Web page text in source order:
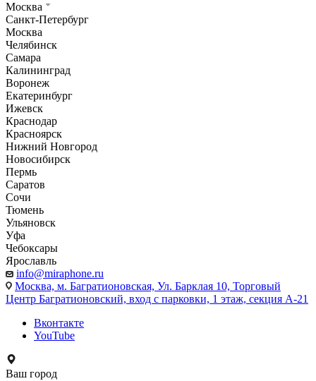
Москва
Санкт-Петербург
Москва
Челябинск
Самара
Калининград
Воронеж
Екатеринбург
Ижевск
Краснодар
Красноярск
Нижний Новгород
Новосибирск
Пермь
Саратов
Сочи
Тюмень
Ульяновск
Уфа
Чебоксары
Ярославль
info@miraphone.ru
Москва, м. Багратионовская, Ул. Барклая 10, Торговый
Центр Багратионовский, вход с парковки, 1 этаж, секция А-21
Вконтакте
YouTube
Ваш город